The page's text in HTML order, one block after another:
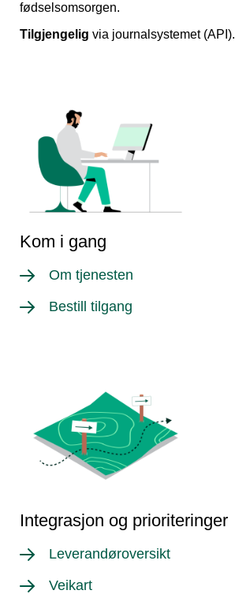
fødselsomsorgen.
Tilgjengelig via journalsystemet (API).
Kom i gang
Om tjenesten
Bestill tilgang
Integrasjon og prioriteringer
Leverandøroversikt
Veikart